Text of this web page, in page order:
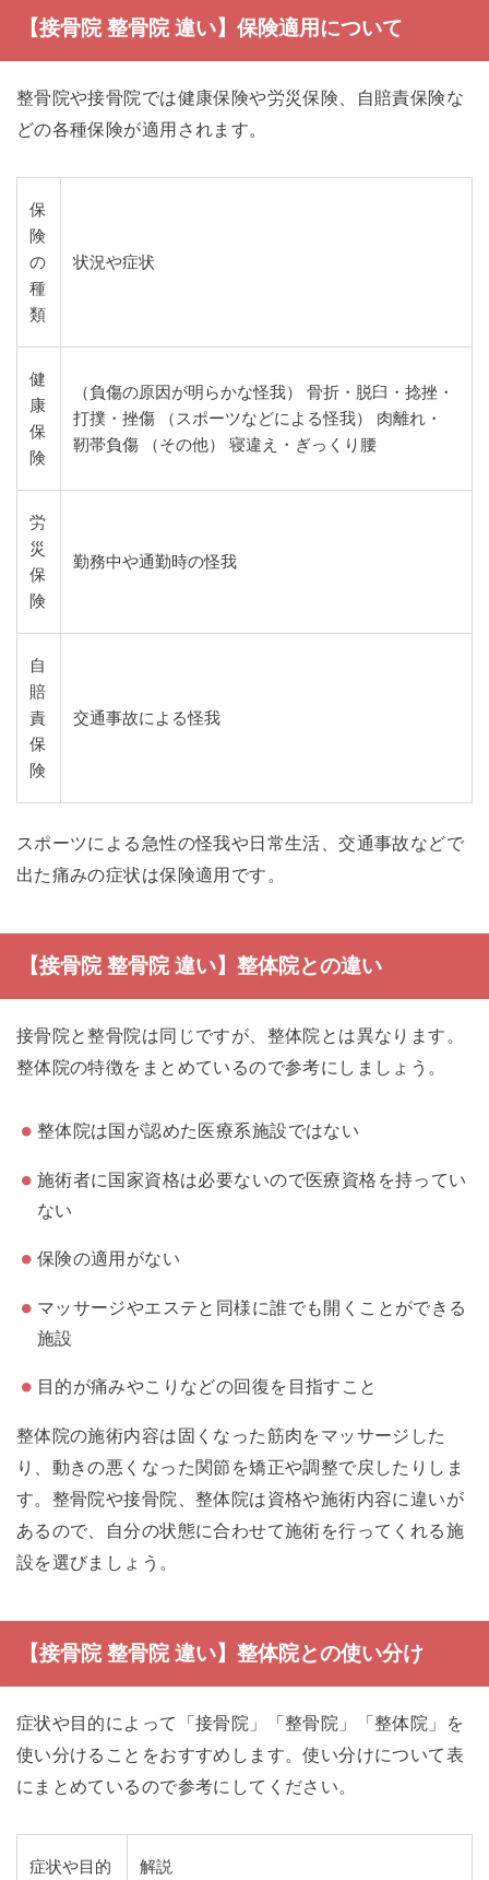
【接骨院 整骨院 違い】保険適用について
整骨院や接骨院では健康保険や労災保険、自賠責保険な
どの各種保険が適用されます。
保
険
の
種
類
状況や症状
健
康
保
険
（負傷の原因が明らかな怪我） 骨折・脱臼・捻挫・
打撲・挫傷 （スポーツなどによる怪我） 肉離れ・
靭帯負傷 （その他） 寝違え・ぎっくり腰
労
災
保
険
勤務中や通勤時の怪我
自
賠
責
保
険
交通事故による怪我
スポーツによる急性の怪我や日常生活、交通事故などで
出た痛みの症状は保険適用です。
【接骨院 整骨院 違い】整体院との違い
接骨院と整骨院は同じですが、整体院とは異なります。
整体院の特徴をまとめているので参考にしましょう。
整体院は国が認めた医療系施設ではない
施術者に国家資格は必要ないので医療資格を持ってい
ない
保険の適用がない
マッサージやエステと同様に誰でも開くことができる
施設
目的が痛みやこりなどの回復を目指すこと
整体院の施術内容は固くなった筋肉をマッサージした
り、動きの悪くなった関節を矯正や調整で戻したりしま
す。整骨院や接骨院、整体院は資格や施術内容に違いが
あるので、自分の状態に合わせて施術を行ってくれる施
設を選びましょう。
【接骨院 整骨院 違い】整体院との使い分け
症状や目的によって「接骨院」「整骨院」「整体院」を
使い分けることをおすすめします。使い分けについて表
にまとめているので参考にしてください。
症状や目的 解説